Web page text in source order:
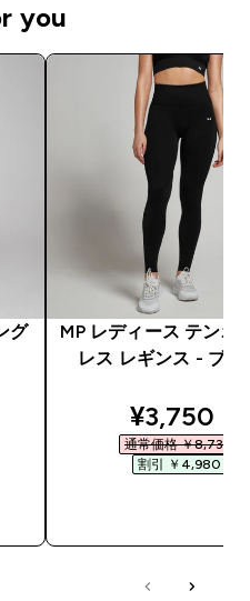
you
グ
MP レディース テンポ
レス レギンス - ブラ
¥3,750‎
通常価格 ￥8,730‎
割引 ￥4,980‎